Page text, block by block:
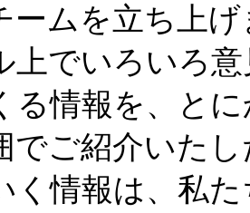
ームを立ち上
上でいろいろ
る情報を、と
でご紹介いた
く情報は、私